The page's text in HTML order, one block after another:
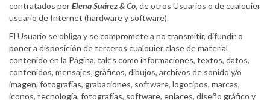
contratados porElena Suárez & Co, de otros Usuarios o de cualquier
usuario de Internet (hardware y software).
El Usuario se obliga y se compromete a no transmitir, difundir o
poner a disposición de terceros cualquier clase de material
contenido en la Página, tales como informaciones, textos, datos,
contenidos, mensajes, gráficos, dibujos, archivos de sonido y/o
imagen, fotografías, grabaciones, software, logotipos, marcas,
iconos, tecnología, fotografías, software, enlaces, diseño gráfico y